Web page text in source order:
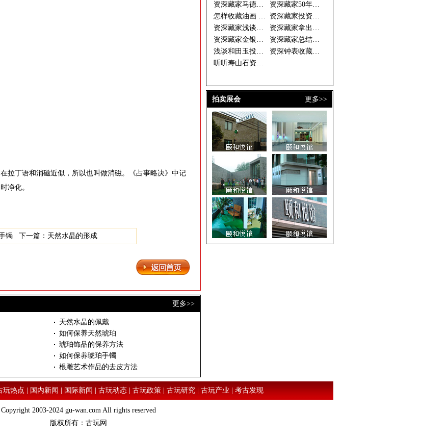
拉丁语和消磁近似，所以也叫做消磁。《占事略决》中记
净化。
镯 下一篇： 天然水晶的形成
更多>>
天然水晶的佩戴
如何保养天然琥珀
琥珀饰品的保养方法
如何保养琥珀手镯
根雕艺术作品的去皮方法
资深藏家马德光的投资秘诀
资深藏家50年藏古钱万余枚
怎样收藏油画 资深藏家开出三大
资深藏家投资须选书画中的“潜力
资深藏家浅谈和田玉收藏
资深藏家拿出珍藏办“徐乐乐作品
资深藏家金银器价格稳步上升 收
资深藏家总结的连环画收藏三字经
浅谈和田玉投资做一个成功的收藏
资深钟表收藏家谈钟论表
听听寿山石资深藏家的收藏经
更多>>
拍卖展会
玩热点|国内新闻|国际新闻|古玩动态|古玩政策|古玩研究|古玩产业|考古发现
Copyright 2003-2024 gu-wan.com All rights reserved
版权所有： 古玩网